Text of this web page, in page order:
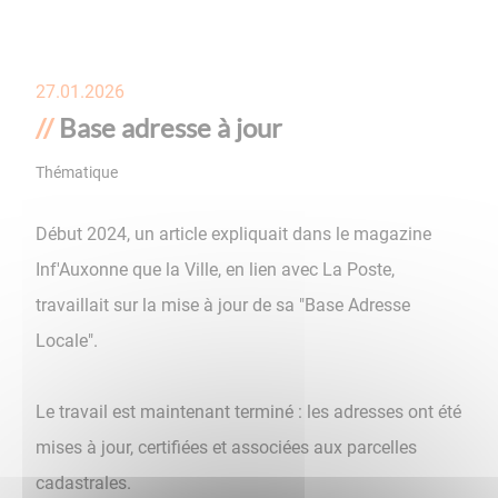
27.01.2026
Base adresse à jour
Thématique
Début 2024, un article expliquait dans le magazine
Inf'Auxonne que la Ville, en lien avec La Poste,
travaillait sur la mise à jour de sa "Base Adresse
Locale".
Le travail est maintenant terminé : les adresses ont été
mises à jour, certifiées et associées aux parcelles
cadastrales.